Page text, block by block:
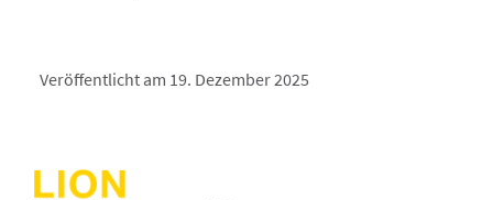
Veröffentlicht am 19. Dezember 2025